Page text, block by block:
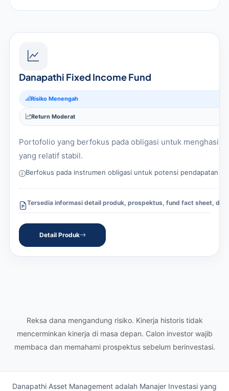
Danapathi Fixed Income Fund
Risiko Menengah
Return Moderat
Portofolio yang berfokus pada obligasi untuk
yang relatif stabil.
Berfokus pada instrumen obligasi untuk potensi pendapatan
Tersedia informasi detail produk, prospektus, fund fact sheet, dan
Detail Produk
Reksa dana mengandung risiko. Kinerja historis tidak
mencerminkan kinerja di masa depan. Calon investor wajib
membaca dan memahami prospektus sebelum berinvestasi.
Danapathi Asset Management adalah Manajer Investasi yang